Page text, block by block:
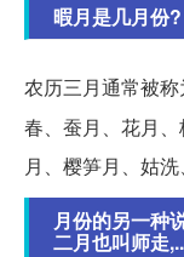
暇月是几月份?
农历三月通常被称
春、蚕月、花月
月、樱笋月、姑
月份的另一种
二月也叫师走